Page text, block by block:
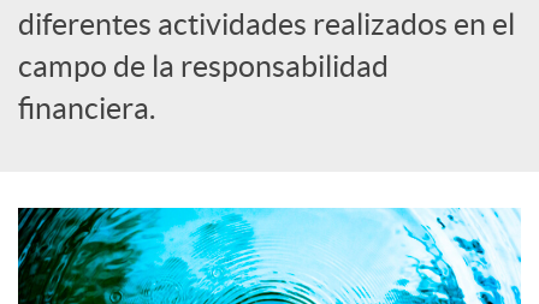
o
r
e
diferentes actividades realizados en el
campo de la responsabilidad
financiera.